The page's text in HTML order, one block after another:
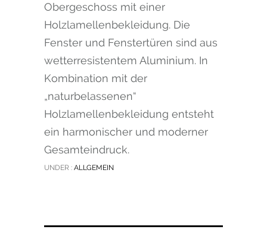
Obergeschoss mit einer
Holzlamellenbekleidung. Die
Fenster und Fenstertüren sind aus
wetterresistentem Aluminium. In
Kombination mit der
„naturbelassenen“
Holzlamellenbekleidung entsteht
ein harmonischer und moderner
Gesamteindruck.
UNDER : ALLGEMEIN